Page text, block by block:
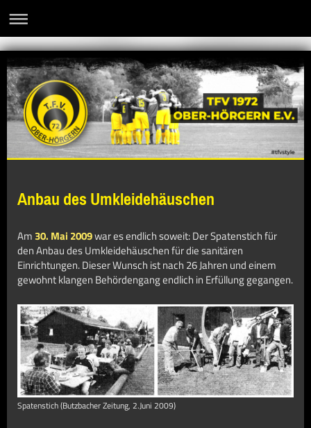
Anbau des Umkleidehäuschen
Am 30. Mai 2009war es endlich soweit: Der Spatenstich für
den Anbau des Umkleidehäuschen für die sanitären
Einrichtungen. Dieser Wunsch ist nach 26 Jahren und einem
gewohnt klangen Behördengang endlich in Erfüllung gegangen.
Spatenstich (Butzbacher Zeitung, 2.Juni 2009)